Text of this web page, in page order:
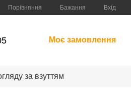
Порівняння Бажання Вхід
Моє замовлення
за взуттям